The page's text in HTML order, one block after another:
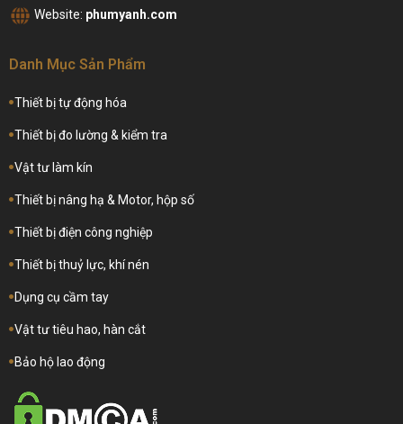
Website: phumyanh.com
Danh Mục Sản Phẩm
Thiết bị tự động hóa
Thiết bị đo lường & kiểm tra
Vật tư làm kín
Thiết bị nâng hạ & Motor, hộp số
Thiết bị điện công nghiệp
Thiết bị thuỷ lực, khí nén
Dụng cụ cầm tay
Vật tư tiêu hao, hàn cắt
Bảo hộ lao động